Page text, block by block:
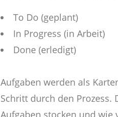
To Do (geplant)
In Progress (in Arbeit)
Done (erledigt)
Aufgaben werden als
Schritt durch den
Aufgaben stocken und